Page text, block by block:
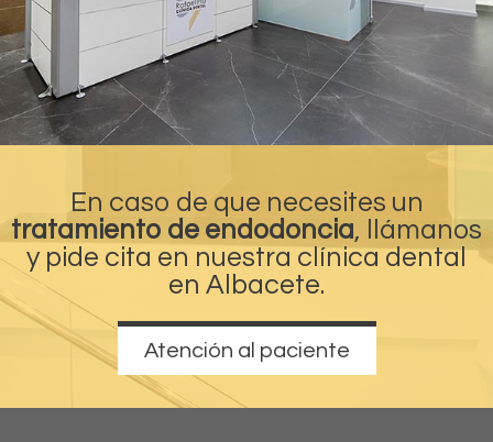
En caso de que necesites un
tratamiento de endodoncia, llámanos
y pide cita en nuestra clínica dental
en Albacete.
Atención al paciente